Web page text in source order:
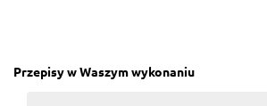
Przepisy w Waszym wykonaniu